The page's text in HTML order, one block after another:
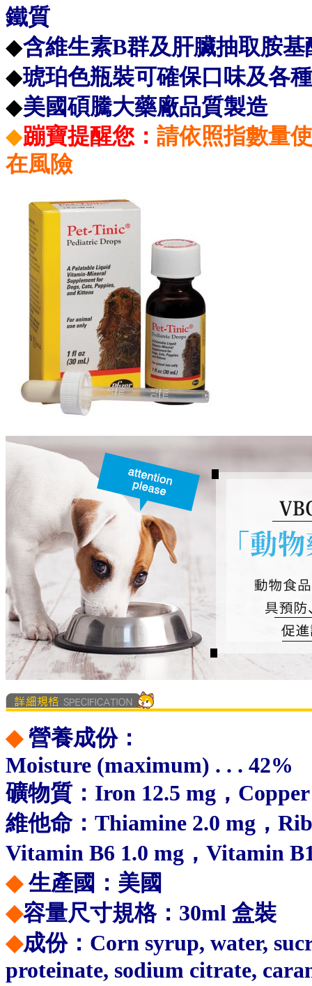
鐵質
◆含維生素B群及肝臟抽取胺
◆琥珀色瓶裝可確保口味及各
◆美國碩騰大藥廠品質製造
◆蹦寶提醒您： 請依照指數量
在風險
◆ 營養成份：
Moisture (maximum) . . . 42%
礦物質：Iron 12.5 mg，
維他命：Thiamine 2.0 mg，
Vitamin B6 1.0 mg，Vitamin
◆生產國：美國
◆容量尺寸規格：30ml 盒裝
◆成份：Corn syrup, water,
proteinate, sodium citrate,